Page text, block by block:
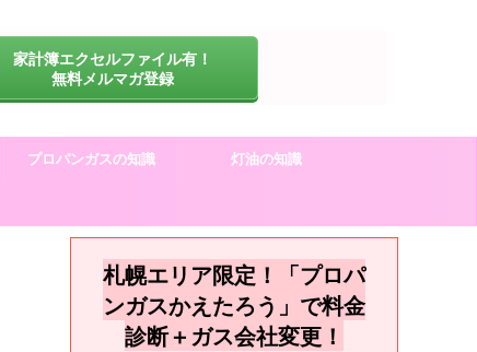
家計簿エクセルファイル有！
無料メルマガ登録
プロパンガスの知識 灯油の知識
札幌エリア限定！「プロパ
ンガスかえたろう」で料金
診断＋ガス会社変更！